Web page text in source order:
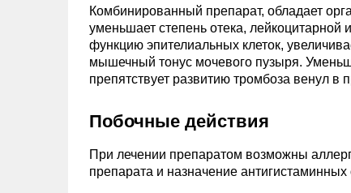
Комбинированный препарат, обладает
уменьшает степень отека, лейкоцитарной
функцию эпителиальных клеток,
мышечный тонус мочевого пузыря.
препятствует развитию тромбоза венул в
Побочные действия
При лечении препаратом возможны
препарата и назначение антигистаминных